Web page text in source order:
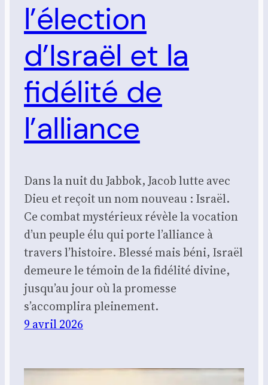
l’élection
d’Israël et la
fidélité de
l’alliance
Dans la nuit du Jabbok, Jacob lutte avec
Dieu et reçoit un nom nouveau : Israël.
Ce combat mystérieux révèle la vocation
d’un peuple élu qui porte l’alliance à
travers l’histoire. Blessé mais béni, Israël
demeure le témoin de la fidélité divine,
jusqu’au jour où la promesse
s’accomplira pleinement.
9 avril 2026